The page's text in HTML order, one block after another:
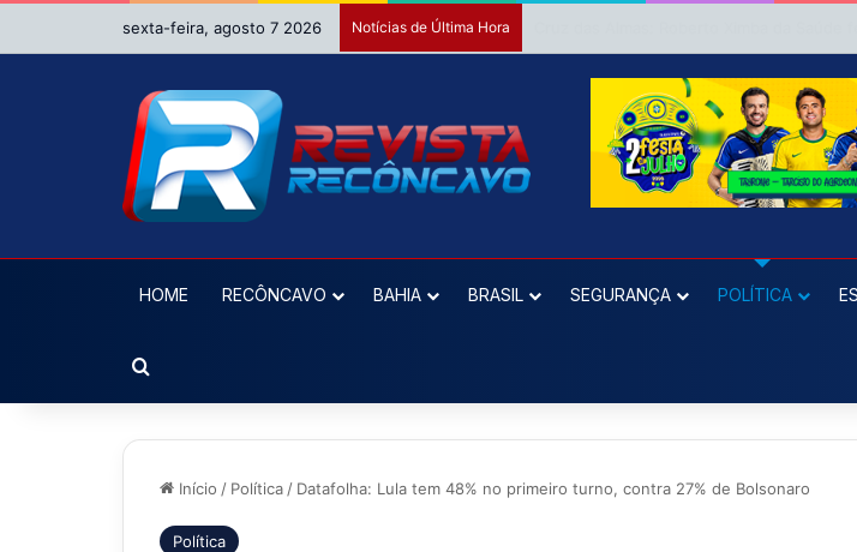
sexta-feira, agosto 7 2026 Notícias de Última Hora
HOME RECÔNCAVO BAHIA BRASIL SEGURANÇA POLÍTICA
Procurar por
Início / Política / Datafolha: Lula tem 48% no primeiro turno, contra 27% de Bolsonaro
Política